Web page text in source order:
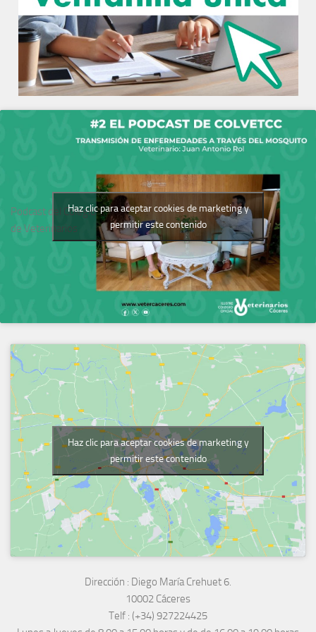
Podcast del Colegio
de Veterinarios
Haz clic para aceptar cookies de marketing y
permitir este contenido
Haz clic para aceptar cookies de marketing y
permitir este contenido
Dirección : Diego María Crehuet 6.
10002 Cáceres
Telf : (+34) 927224425